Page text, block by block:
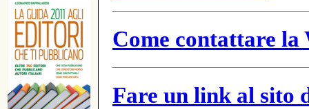
Come contattare
Fare un link al sito